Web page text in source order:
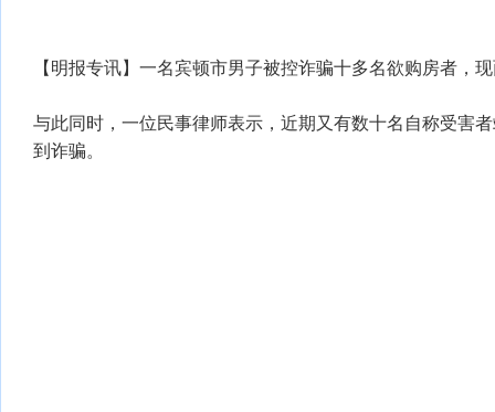
【明报专讯】一名宾顿市男子被控诈骗十多名欲购房者，
与此同时，一位民事律师表示，近期又有数十名自称受害
到诈骗。